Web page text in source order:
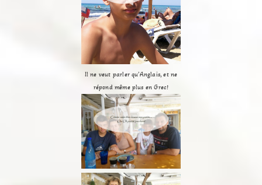
Il ne veut parler qu’Anglais, et ne
répond même plus en Grec!